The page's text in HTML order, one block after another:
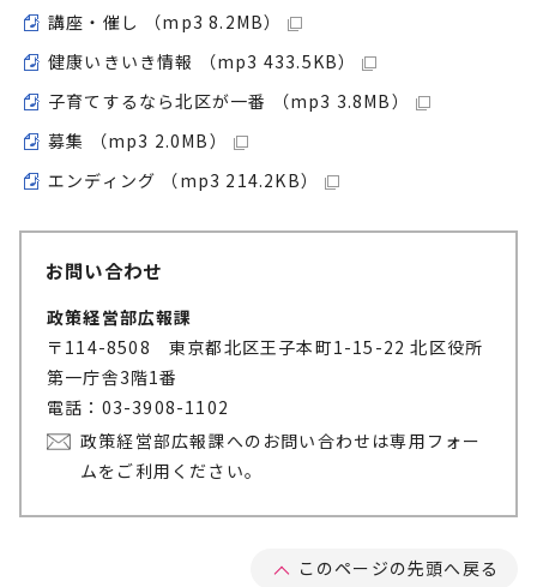
講座・催し （mp3 8.2MB）
健康いきいき情報 （mp3 433.5KB）
子育てするなら北区が一番 （mp3 3.8MB）
募集 （mp3 2.0MB）
エンディング （mp3 214.2KB）
お問い合わせ
政策経営部広報課
〒114-8508 東京都北区王子本町1-15-22 北区役所
第一庁舎3階1番
電話：03-3908-1102
政策経営部広報課へのお問い合わせは専用フォー
ムをご利用ください。
このページの先頭へ戻る